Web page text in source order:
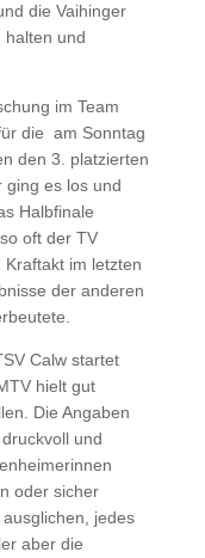
die Vaihinger
halten und
im Team
die am Sonntag
den 3. platzierten
ging es los und
Halbfinale
oft der TV
im letzten
der anderen
Calw startet
hielt gut
Die Angaben
und
oder sicher
jedes
aber die